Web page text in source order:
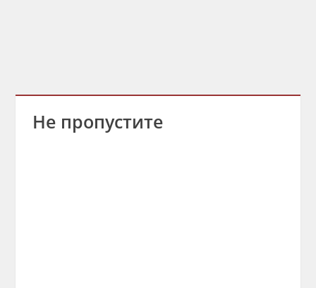
Не пропустите